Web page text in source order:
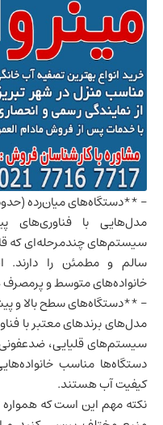
– **دستگاه‌های میان‌رده (حدود 8-10 میلیون
مدل‌هایی با فناوری‌های
سیستم‌های چندمرحله‌ای که
سالم و مطمئن را دارند.
خانواده‌های متوسط ​​و
– **دستگاه‌های سطح بالا و پیشرفته (تا 12
مدل‌های برندهای معتبر با
دستگاه‌ها مناسب
کیفیت آب هستند.
نکته مهم این است که همواره